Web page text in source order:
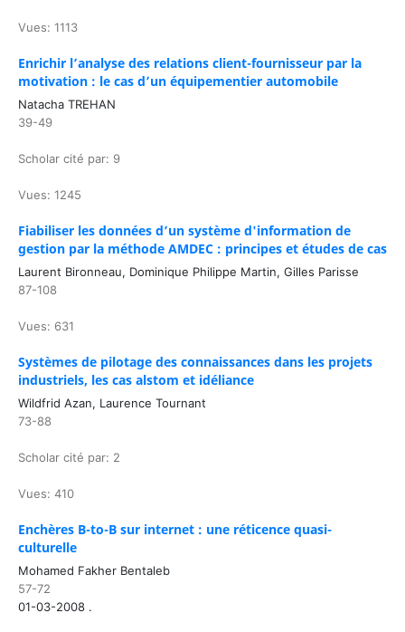
Vues: 1113
Enrichir l’analyse des relations client-fournisseur par la
motivation : le cas d’un équipementier automobile
Natacha TREHAN
39-49
Scholar cité par: 9
Vues: 1245
Fiabiliser les données d’un système d'information de
gestion par la méthode AMDEC : principes et études de cas
Laurent Bironneau, Dominique Philippe Martin, Gilles Parisse
87-108
Vues: 631
Systèmes de pilotage des connaissances dans les projets
industriels, les cas alstom et idéliance
Wildfrid Azan, Laurence Tournant
73-88
Scholar cité par: 2
Vues: 410
Enchères B-to-B sur internet : une réticence quasi-
culturelle
Mohamed Fakher Bentaleb
57-72
01-03-2008 .